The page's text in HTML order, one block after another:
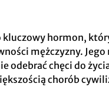
hormon,
mężczyzny.
odebrać chęci do
chorób